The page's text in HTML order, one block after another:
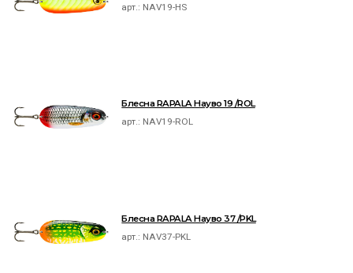
арт.: NAV19-HS
Блесна RAPALA Науво 19 /ROL
арт.: NAV19-ROL
Блесна RAPALA Науво 37 /PKL
арт.: NAV37-PKL